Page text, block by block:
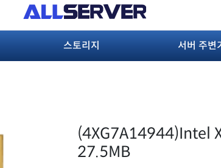
스토리지 서버 주변
(4XG7A14944)Intel
27.5MB